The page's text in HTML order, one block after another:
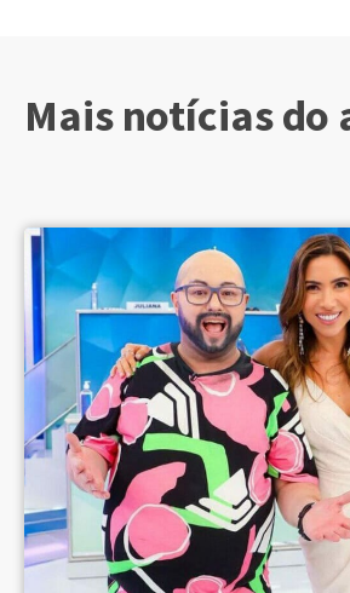
Mais notícias do